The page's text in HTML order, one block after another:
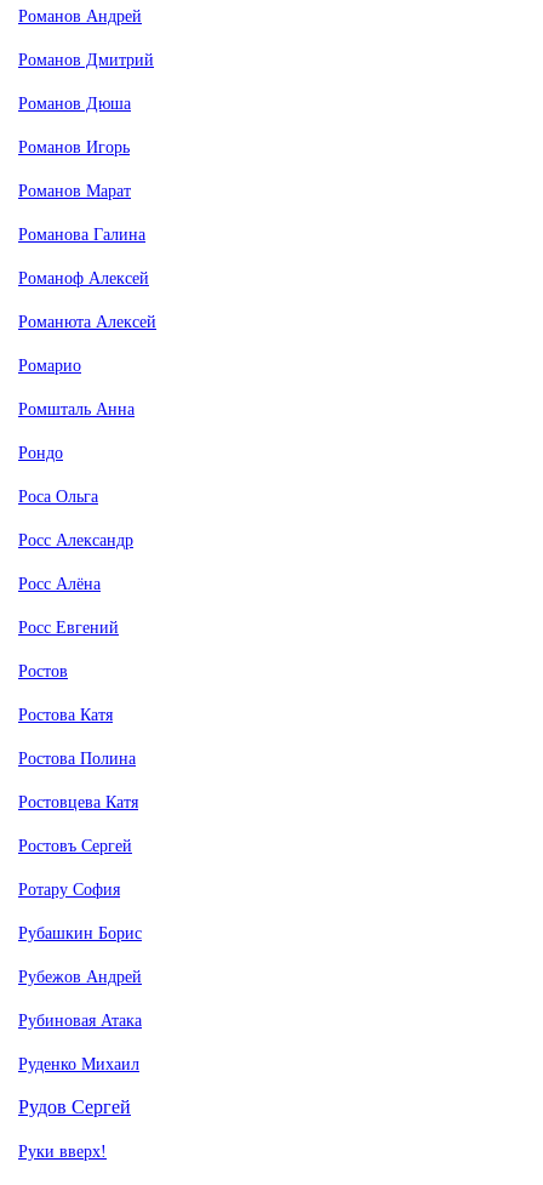
Романов Андрей
Романов Дмитрий
Романов Дюша
Романов Игорь
Романов Марат
Романова Галина
Романоф Алексей
Романюта Алексей
Ромарио
Ромшталь Анна
Рондо
Роса Ольга
Росс Александр
Росс Алёна
Росс Евгений
Ростов
Ростова Катя
Ростова Полина
Ростовцева Катя
Ростовъ Сергей
Ротару София
Рубашкин Борис
Рубежов Андрей
Рубиновая Атака
Руденко Михаил
Рудов Сергей
Руки вверх!